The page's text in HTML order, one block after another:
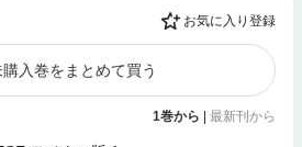
お気に入り登録
購入巻をまとめて買う
1巻から 最新刊から